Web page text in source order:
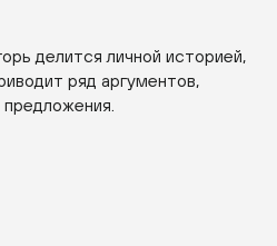
делится личной историей,
ряд аргументов,